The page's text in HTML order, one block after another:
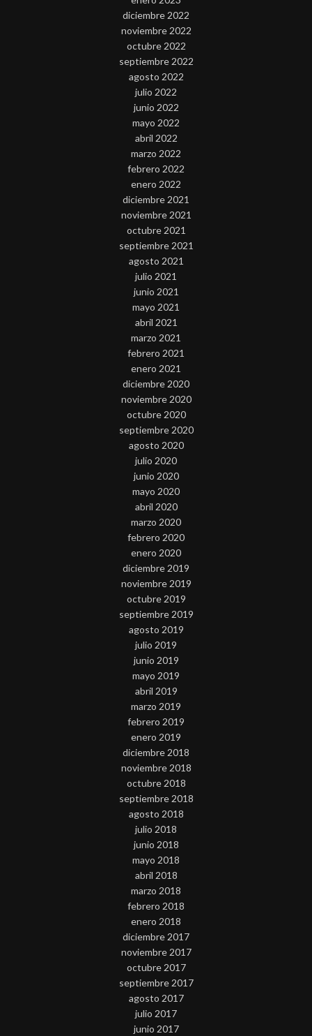
diciembre 2022
noviembre 2022
octubre 2022
septiembre 2022
agosto 2022
julio 2022
junio 2022
mayo 2022
abril 2022
marzo 2022
febrero 2022
enero 2022
diciembre 2021
noviembre 2021
octubre 2021
septiembre 2021
agosto 2021
julio 2021
junio 2021
mayo 2021
abril 2021
marzo 2021
febrero 2021
enero 2021
diciembre 2020
noviembre 2020
octubre 2020
septiembre 2020
agosto 2020
julio 2020
junio 2020
mayo 2020
abril 2020
marzo 2020
febrero 2020
enero 2020
diciembre 2019
noviembre 2019
octubre 2019
septiembre 2019
agosto 2019
julio 2019
junio 2019
mayo 2019
abril 2019
marzo 2019
febrero 2019
enero 2019
diciembre 2018
noviembre 2018
octubre 2018
septiembre 2018
agosto 2018
julio 2018
junio 2018
mayo 2018
abril 2018
marzo 2018
febrero 2018
enero 2018
diciembre 2017
noviembre 2017
octubre 2017
septiembre 2017
agosto 2017
julio 2017
junio 2017